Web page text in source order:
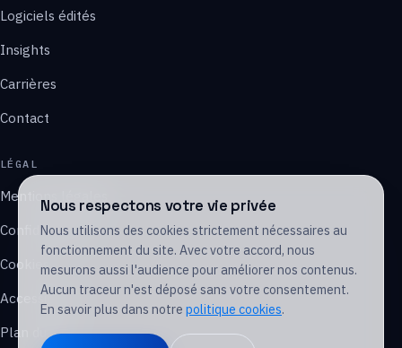
Logiciels édités
Insights
Carrières
Contact
LÉGAL
Mentions légales
Confidentialité
Cookies
Accessibilité
Plan du site
Nous respectons votre vie privée
Nous utilisons des cookies strictement nécessaires au
fonctionnement du site. Avec votre accord, nous
mesurons aussi l'audience pour améliorer nos contenus.
Aucun traceur n'est déposé sans votre consentement.
En savoir plus dans notre politique cookies.